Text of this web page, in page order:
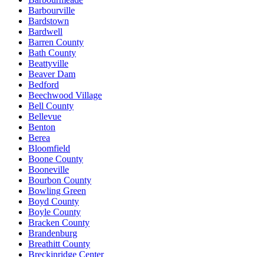
Barbourville
Bardstown
Bardwell
Barren County
Bath County
Beattyville
Beaver Dam
Bedford
Beechwood Village
Bell County
Bellevue
Benton
Berea
Bloomfield
Boone County
Booneville
Bourbon County
Bowling Green
Boyd County
Boyle County
Bracken County
Brandenburg
Breathitt County
Breckinridge Center